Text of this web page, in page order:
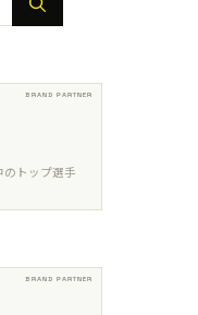
トップ選手